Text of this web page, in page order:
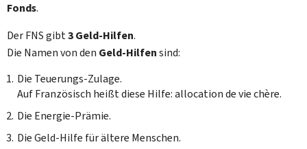
Fonds.
Der FNS gibt3 Geld-Hilfen.
Die Namen von den Geld-Hilfensind:
Die Teuerungs-Zulage.
Auf Französisch heißt diese Hilfe:allocation de vie chère.
Die Energie-Prämie.
Die Geld-Hilfe für ältere Menschen.